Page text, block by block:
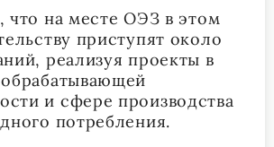
что на месте ОЭЗ в этом
приступят около
реализуя проекты в
и сфере производства
потребления.